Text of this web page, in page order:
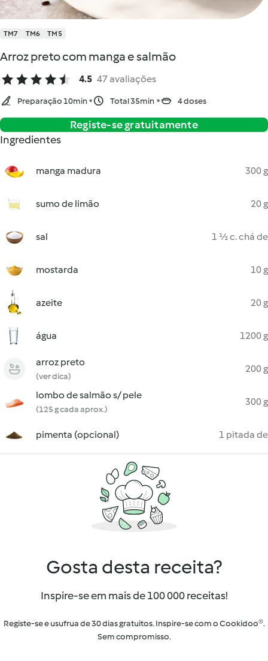
TM7 TM6 TM5
Arroz preto com manga e salmão
4.5 47 avaliações
Preparação 10min Total 35min 4 doses
Registe-se gratuitamente
Ingredientes
manga madura 300 g
sumo de limão 20 g
sal 1 ½ c. chá de
mostarda 10 g
azeite 20 g
água 1200 g
arroz preto
(ver dica)
200 g
lombo de salmão s/ pele
(125 g cada aprox.)
300 g
pimenta (opcional) 1 pitada de
Gosta desta receita?
Inspire-se em mais de 100 000 receitas!
Registe-se e usufrua de 30 dias gratuitos. Inspire-se com o Cookidoo®.
Sem compromisso.